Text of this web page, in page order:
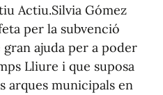
Actiu.Silvia Gómez
per la subvenció
ajuda per a poder
Lliure i que suposa
arques municipals en